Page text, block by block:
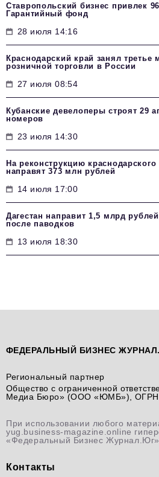
Ставропольский бизнес привлек
Гарантийный фонд
28 июля 14:16
Краснодарский край занял третье
розничной торговли в России
27 июля 08:54
Кубанские девелоперы строят 29
номеров
23 июля 14:30
На реконструкцию
направят 373 млн рублей
14 июля 17:00
Дагестан направит 1,5 млрд
после паводков
13 июля 18:30
ФЕДЕРАЛЬНЫЙ БИЗНЕС
Региональный партнер
Общество с ограниченной
Медиа Бюро» (ООО «ЮМБ»), ОГРН
При использовании любого
yug.business-magazine.online
«Федеральный Бизнес Журнал.Юг»
Контакты